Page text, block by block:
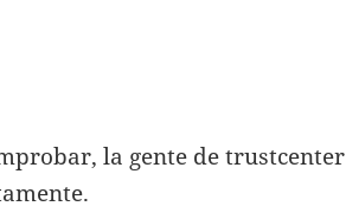
la gente de trustcenter